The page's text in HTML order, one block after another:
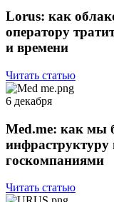
Lorus: как
оператору
и времени
Читать статью
6 декабря
Med.me: как мы
инфраструктуру
госкомпаниями
Читать статью